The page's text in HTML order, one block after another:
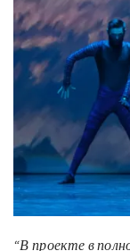
“В проекте в